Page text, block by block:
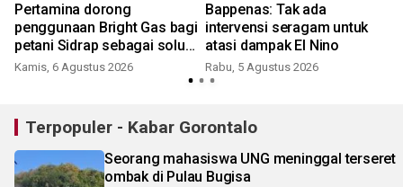
Pertamina dorong
penggunaan Bright Gas bagi
petani Sidrap sebagai solusi
energi irigasi
Kamis, 6 Agustus 2026
Bappenas: Tak ada
intervensi seragam untuk
atasi dampak El Nino
Rabu, 5 Agustus 2026
Terpopuler - Kabar Gorontalo
Seorang mahasiswa UNG meninggal terseret
ombak di Pulau Bugisa